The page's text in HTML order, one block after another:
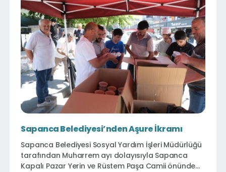
Sapanca Belediyesi’nden Aşure İkramı
Sapanca Belediyesi Sosyal Yardım İşleri Müdürlüğü
tarafından Muharrem ayı dolayısıyla Sapanca
Kapalı Pazar Yerin ve Rüstem Paşa Camii önünde